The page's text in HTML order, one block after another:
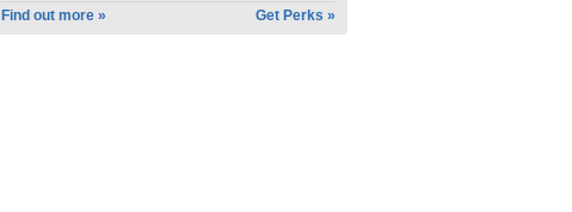
Find out more »
Get Perks »